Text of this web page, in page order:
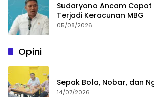
Sudaryono Ancam Copot
Terjadi Keracunan MBG
05/08/2026
Opini
Sepak Bola, Nobar, dan
14/07/2026